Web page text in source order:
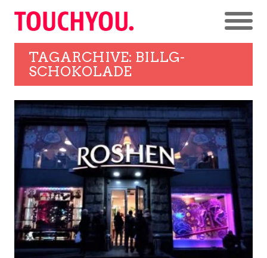
TAGARCHIVE: BILLG-
SCHOKOLADE